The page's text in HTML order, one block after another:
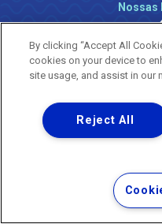
Nossas
Uma empresa
Nossa
Termos Gerais de
Política de
By clicking “Accept All
cookies on your device to
site usage, and assist in our
Reject All